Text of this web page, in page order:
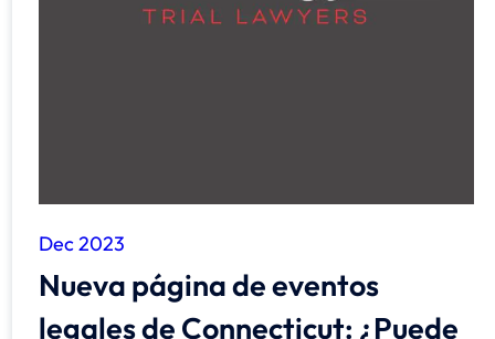
Dec 2023
Nueva página de eventos
legales de Connecticut: ¿Puede